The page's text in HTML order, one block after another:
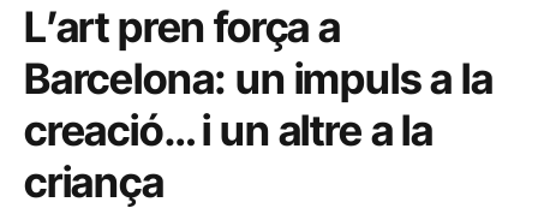
L’art pren força a
Barcelona: un impuls a la
creació… i un altre a la
criança